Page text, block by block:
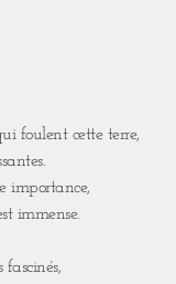
foulent cette terre,
importance,
immense.